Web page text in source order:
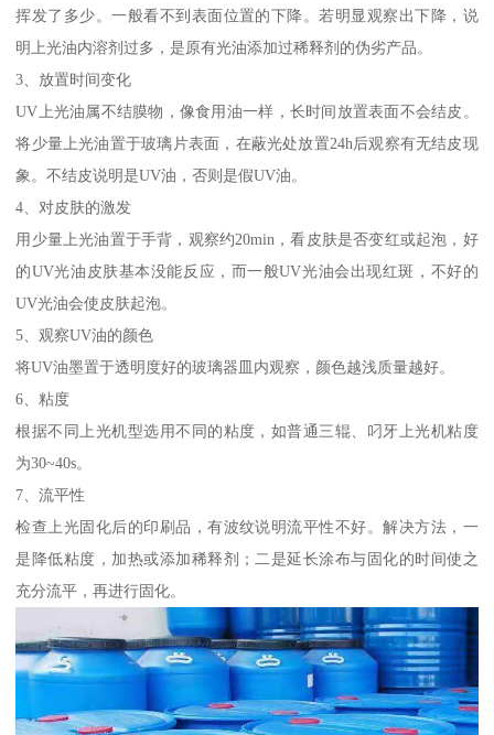
挥发了多少。一般看不到表面位置的下降。若明显观察出下降，说
明上光油内溶剂过多，是原有光油添加过稀释剂的伪劣产品。
3、放置时间变化
UV上光油属不结膜物，像食用油一样，长时间放置表面不会结皮。
将少量上光油置于玻璃片表面，在蔽光处放置24h后观察有无结皮现
象。不结皮说明是UV油，否则是假UV油。
4、对皮肤的激发
用少量上光油置于手背，观察约20min，看皮肤是否变红或起泡，好
的UV光油皮肤基本没能反应，而一般UV光油会出现红斑，不好的
UV光油会使皮肤起泡。
5、观察UV油的颜色
将UV油墨置于透明度好的玻璃器皿内观察，颜色越浅质量越好。
6、粘度
根据不同上光机型选用不同的粘度，如普通三辊、叼牙上光机粘度
为30~40s。
7、流平性
检查上光固化后的印刷品，有波纹说明流平性不好。解决方法，一
是降低粘度，加热或添加稀释剂；二是延长涂布与固化的时间使之
充分流平，再进行固化。